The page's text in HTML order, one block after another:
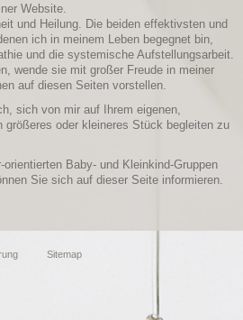
Website.
und Heilung. Die beiden effektivsten und
ich in meinem Leben begegnet bin,
und die systemische Aufstellungsarbeit.
wende sie mit großer Freude in meiner
auf diesen Seiten vorstellen.
sich von mir auf Ihrem eigenen,
größeres oder kleineres Stück begleiten zu
Baby- und Kleinkind-Gruppen
Sie sich auf dieser Seite informieren.
Sitemap